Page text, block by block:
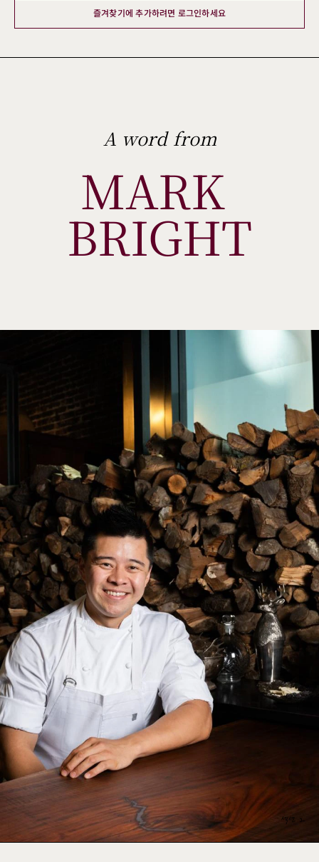
즐겨찾기에 추가하려면 로그인하세요
A word from
MARK
BRIGHT
섹션 2